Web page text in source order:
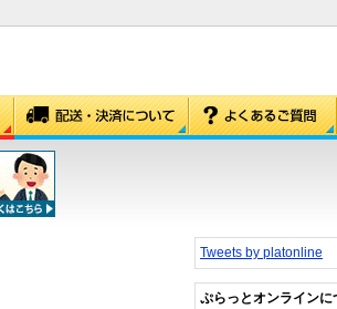
Tweets by platonline
ぷらっとオンラインに